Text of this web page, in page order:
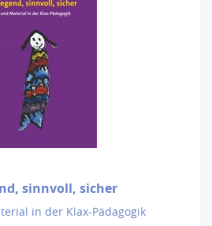
sinnvoll, sicher
in der Klax-Pädagogik